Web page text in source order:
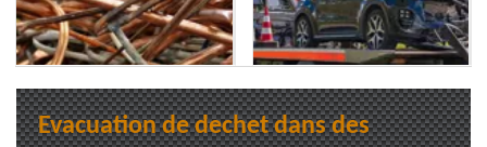
Evacuation de dechet dans des